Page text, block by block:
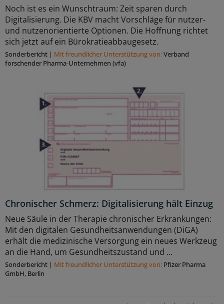
Noch ist es ein Wunschtraum: Zeit sparen durch
Digitalisierung. Die KBV macht Vorschläge für nutzer-
und nutzenorientierte Optionen. Die Hoffnung richtet
sich jetzt auf ein Bürokratieabbaugesetz.
Sonderbericht | Mit freundlicher Unterstützung von:Verband
forschender Pharma-Unternehmen (vfa)
Chronischer Schmerz: Digitalisierung hält Einzug
Neue Säule in der Therapie chronischer Erkrankungen:
Mit den digitalen Gesundheitsanwendungen (DiGA)
erhält die medizinische Versorgung ein neues Werkzeug
an die Hand, um Gesundheitszustand und ...
Sonderbericht | Mit freundlicher Unterstützung von: Pfizer Pharma
GmbH, Berlin